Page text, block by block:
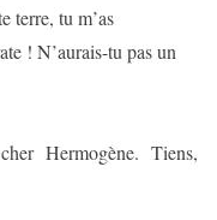
terre, tu m’as
! N’aurais-tu pas un
Hermogène. Tiens,